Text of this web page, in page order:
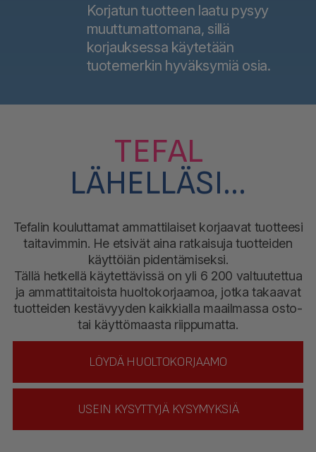
Korjatun tuotteen laatu pysyy
muuttumattomana, sillä
korjauksessa käytetään
tuotemerkin hyväksymiä osia.
TEFAL
LÄHELLÄSI...
Tefalin kouluttamat ammattilaiset korjaavat tuotteesi
taitavimmin. He etsivät aina ratkaisuja tuotteiden
käyttöiän pidentämiseksi.
Tällä hetkellä käytettävissä on yli 6 200 valtuutettua
ja ammattitaitoista huoltokorjaamoa, jotka takaavat
tuotteiden kestävyyden kaikkialla maailmassa osto-
tai käyttömaasta riippumatta.
LÖYDÄ HUOLTOKORJAAMO
USEIN KYSYTTYJÄ KYSYMYKSIÄ